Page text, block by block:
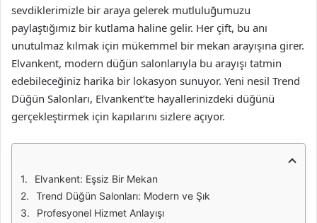
sevdiklerimizle bir araya gelerek mutluluğumuzu
paylaştığımız bir kutlama haline gelir. Her çift, bu anı
unutulmaz kılmak için mükemmel bir mekan arayışına girer.
Elvankent, modern düğün salonlarıyla bu arayışı tatmin
edebileceğiniz harika bir lokasyon sunuyor. Yeni nesil Trend
Düğün Salonları, Elvankent’te hayallerinizdeki düğünü
gerçekleştirmek için kapılarını sizlere açıyor.
Elvankent: Eşsiz Bir Mekan
Trend Düğün Salonları: Modern ve Şık
Profesyonel Hizmet Anlayışı